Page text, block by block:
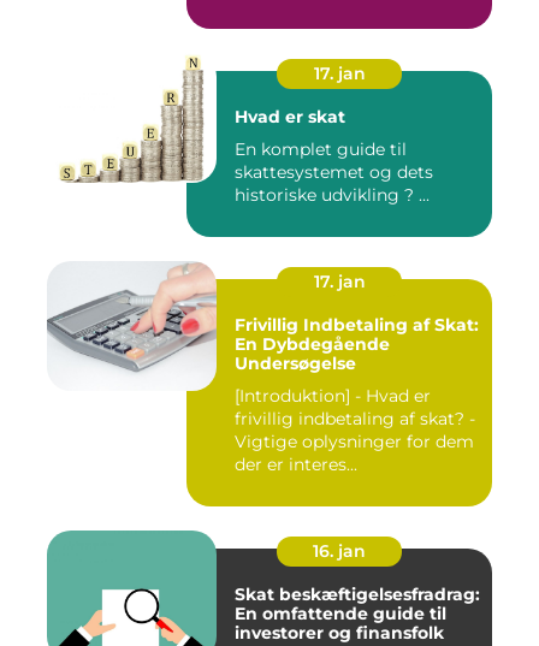
17. jan
Hvad er skat
En komplet guide til
skattesystemet og dets
historiske udvikling ? ...
17. jan
Frivillig Indbetaling af Skat:
En Dybdegående
Undersøgelse
[Introduktion] - Hvad er
frivillig indbetaling af skat? -
Vigtige oplysninger for dem
der er interes...
16. jan
Skat beskæftigelsesfradrag:
En omfattende guide til
investorer og finansfolk